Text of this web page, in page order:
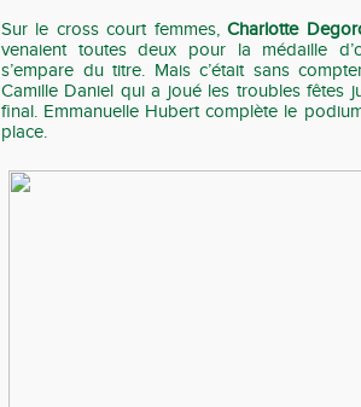
Sur le cross court femmes,Charlotte
venaient toutes deux pour la médaille
s’empare du titre. Mais c’était sans
Camille Daniel qui a joué les troubles fêtes
final. Emmanuelle Hubert complète le
place.